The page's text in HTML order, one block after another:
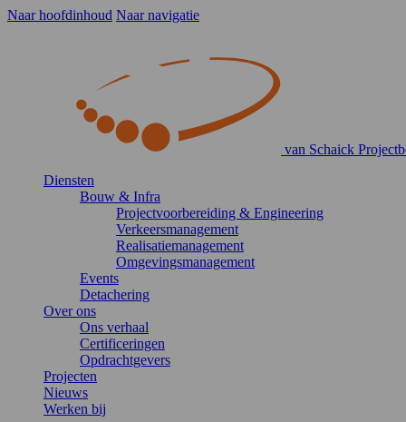
Naar hoofdinhoud Naar navigatie
van Schaick
Diensten
Bouw & Infra
Projectvoorbereiding & Engineering
Verkeersmanagement
Realisatiemanagement
Omgevingsmanagement
Events
Detachering
Over ons
Ons verhaal
Certificeringen
Opdrachtgevers
Projecten
Nieuws
Werken bij